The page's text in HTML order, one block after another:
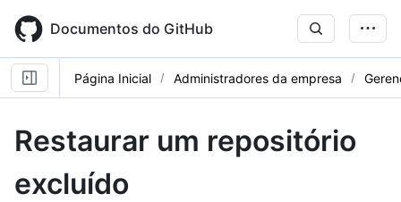
main
content
Documentos do GitHub
Página Inicial Administradores da empresa
Restaurar um repositório
excluído